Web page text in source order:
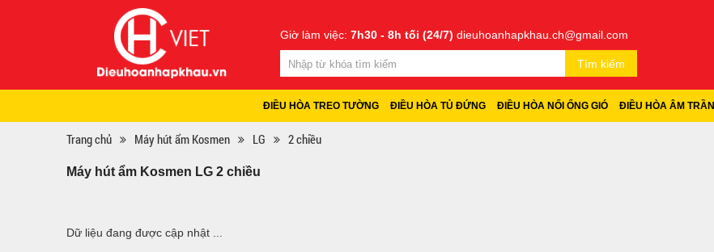
Giờ làm việc: 7h30 - 8h tối (24/7) dieuhoanhapkhau.ch@gmail.com
Tìm kiếm
ĐIỀU HÒA TREO TƯỜNG ĐIỀU HÒA TỦ ĐỨNG ĐIỀU HÒA NỐI ỐNG GIÓ ĐIỀU HÒA ÂM TRẦN
Trang chủ Máy hút ẩm Kosmen LG 2 chiều
Máy hút ẩm Kosmen LG 2 chiều
Dữ liệu đang được cập nhật ...